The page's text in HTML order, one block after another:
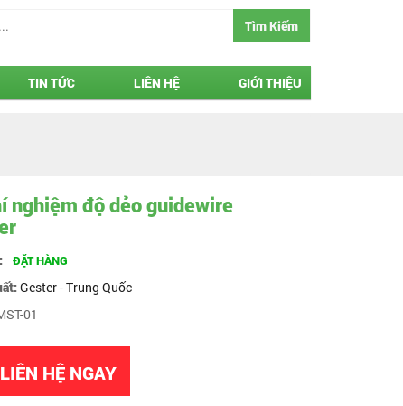
Tìm Kiếm
TIN TỨC LIÊN HỆ GIỚI THIỆU
nghiệm độ dẻo guidewire
ĐẶT HÀNG
Gester - Trung Quốc
01
LIÊN HỆ NGAY